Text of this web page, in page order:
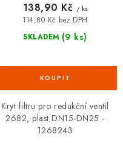
SKLADEM (9 ks)
114,80 Kč bez DPH
138,90 Kč / ks
Kryt filtru pro redukční ventil
2682, plast DN15-DN25 -
1268243